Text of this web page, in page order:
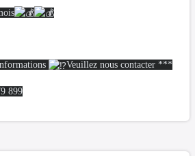
Veuillez nous contacter ***
899